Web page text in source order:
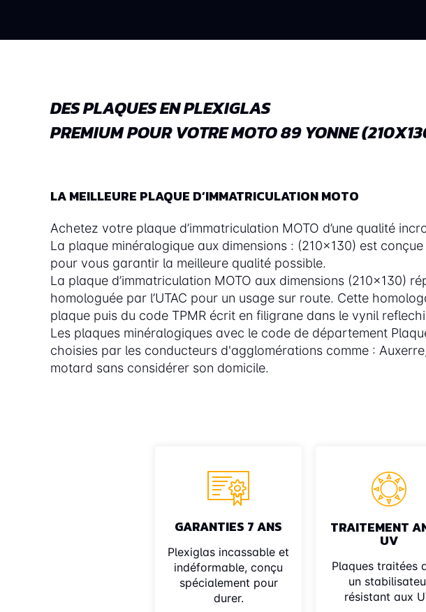
DES PLAQUES EN PLEXIGLAS
PREMIUM POUR VOTRE MOTO 89 YONNE
LA MEILLEURE PLAQUE D’IMMATRICULATION MOTO
Achetez votre plaque d’immatriculation MOTO d’une qualité
La plaque minéralogique aux dimensions : (210x130) est
pour vous garantir la meilleure qualité possible.
La plaque d’immatriculation MOTO aux dimensions (210x130)
homologuée par l’UTAC pour un usage sur route. Cette
plaque puis du code TPMR écrit en filigrane dans le vynil
Les plaques minéralogiques avec le code de département
choisies par les conducteurs d'agglomérations comme :
motard sans considérer son domicile.
GARANTIES 7 ANS
Plexiglas incassable et
indéformable, conçu
spécialement pour
durer.
TRAITEMENT
UV
Plaques traitées
un
résistant aux